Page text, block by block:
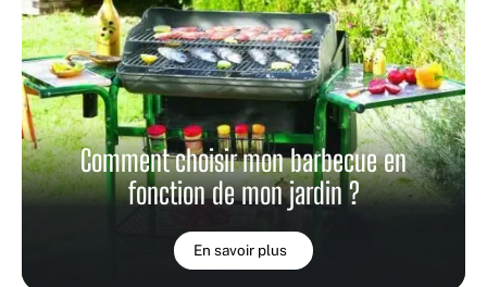
Comment choisir mon barbecue en
fonction de mon jardin ?
En savoir plus